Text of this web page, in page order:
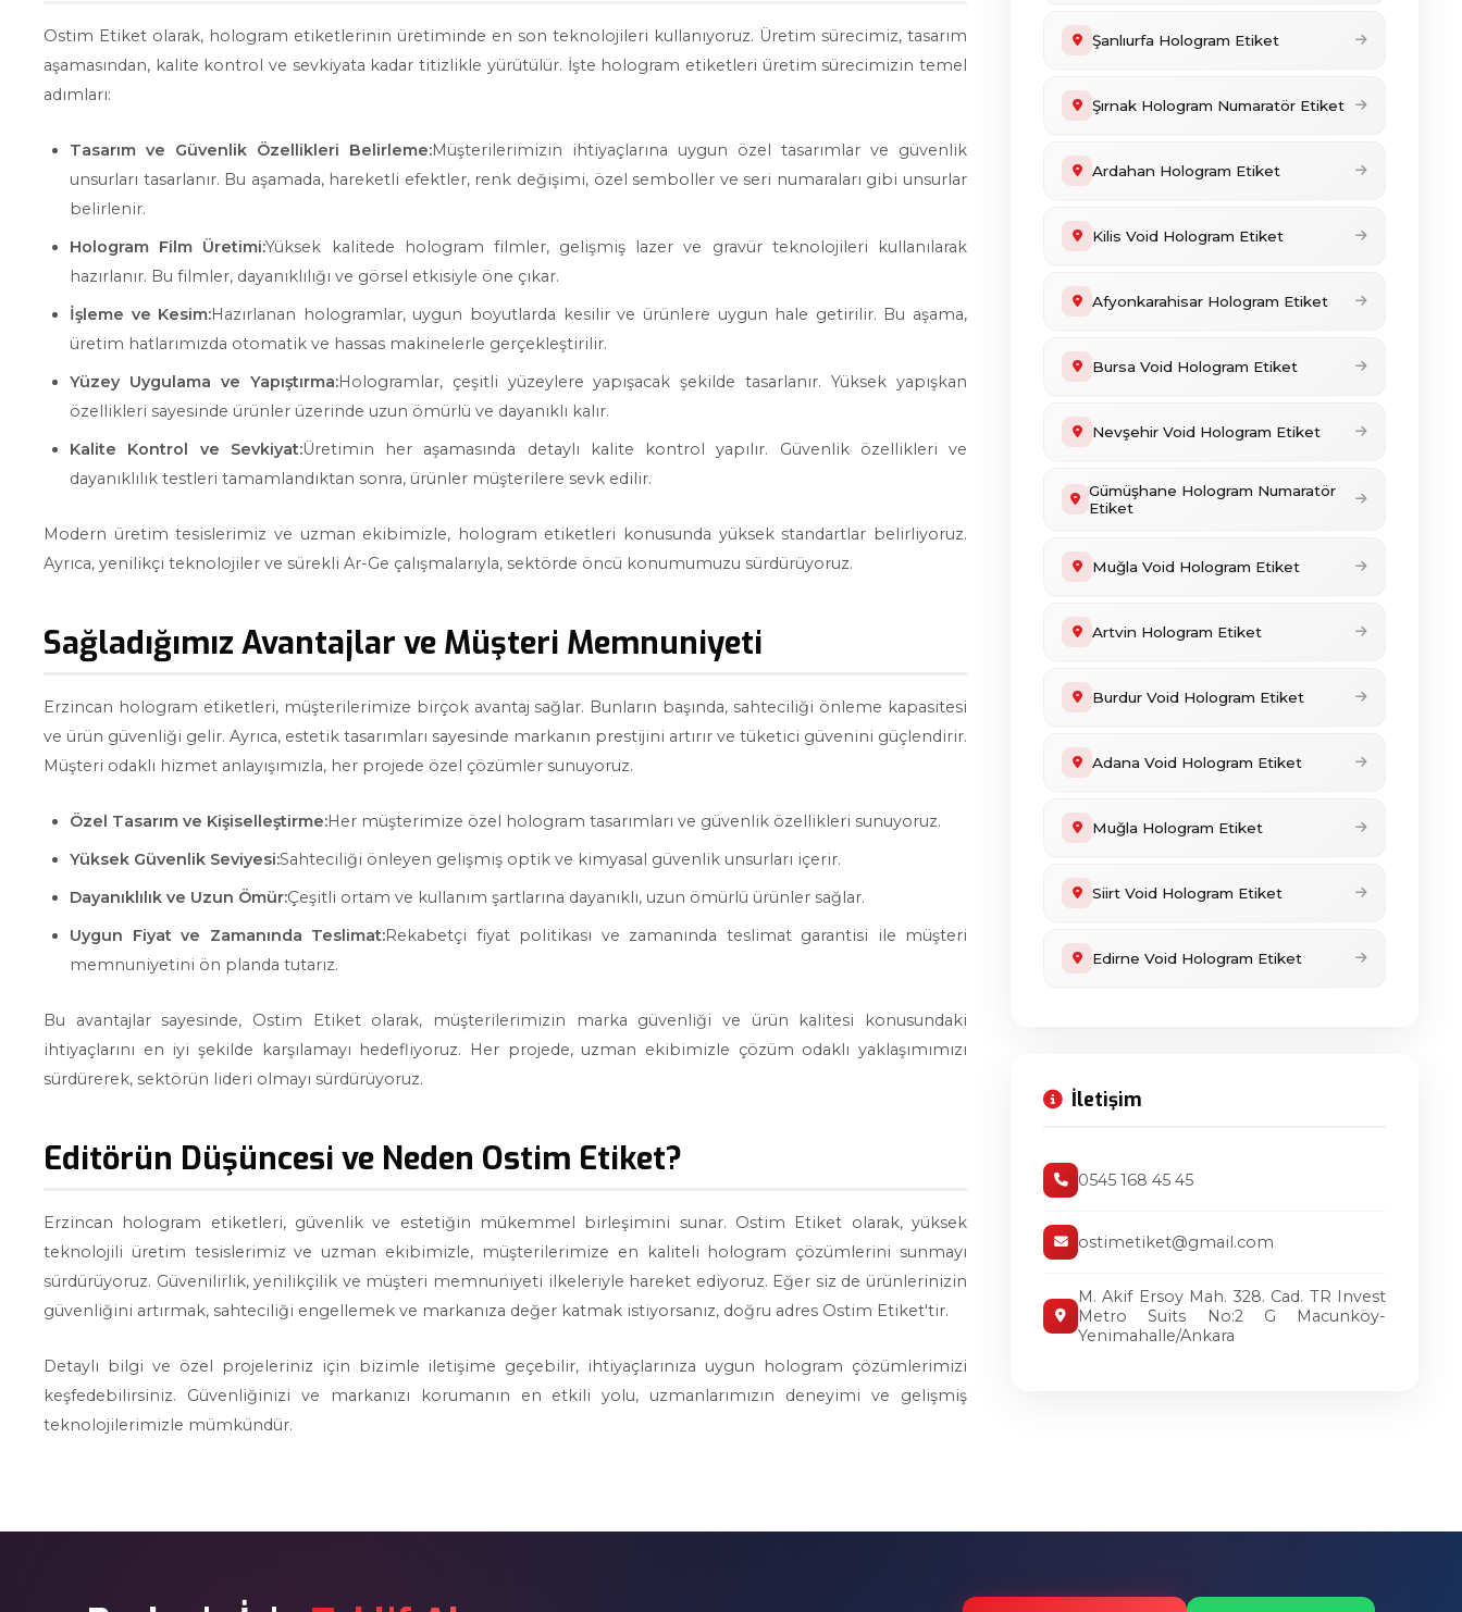
Ostim Etiket olarak, hologram etiketlerinin üretiminde en son teknolojileri kullanıyoruz. Üretim sürecimiz, tasarım
aşamasından, kalite kontrol ve sevkiyata kadar titizlikle yürütülür. İşte hologram etiketleri üretim sürecimizin temel
adımları:
Tasarım ve Güvenlik Özellikleri Belirleme:Müşterilerimizin ihtiyaçlarına uygun özel tasarımlar ve güvenlik
unsurları tasarlanır. Bu aşamada, hareketli efektler, renk değişimi, özel semboller ve seri numaraları gibi unsurlar
belirlenir.
Hologram Film Üretimi:Yüksek kalitede hologram filmler, gelişmiş lazer ve gravür teknolojileri kullanılarak
hazırlanır. Bu filmler, dayanıklılığı ve görsel etkisiyle öne çıkar.
İşleme ve Kesim:Hazırlanan hologramlar, uygun boyutlarda kesilir ve ürünlere uygun hale getirilir. Bu aşama,
üretim hatlarımızda otomatik ve hassas makinelerle gerçekleştirilir.
Yüzey Uygulama ve Yapıştırma:Hologramlar, çeşitli yüzeylere yapışacak şekilde tasarlanır. Yüksek yapışkan
özellikleri sayesinde ürünler üzerinde uzun ömürlü ve dayanıklı kalır.
Kalite Kontrol ve Sevkiyat:Üretimin her aşamasında detaylı kalite kontrol yapılır. Güvenlik özellikleri ve
dayanıklılık testleri tamamlandıktan sonra, ürünler müşterilere sevk edilir.
Modern üretim tesislerimiz ve uzman ekibimizle, hologram etiketleri konusunda yüksek standartlar belirliyoruz.
Ayrıca, yenilikçi teknolojiler ve sürekli Ar-Ge çalışmalarıyla, sektörde öncü konumumuzu sürdürüyoruz.
Sağladığımız Avantajlar ve Müşteri Memnuniyeti
Erzincan hologram etiketleri, müşterilerimize birçok avantaj sağlar. Bunların başında, sahteciliği önleme kapasitesi
ve ürün güvenliği gelir. Ayrıca, estetik tasarımları sayesinde markanın prestijini artırır ve tüketici güvenini güçlendirir.
Müşteri odaklı hizmet anlayışımızla, her projede özel çözümler sunuyoruz.
Özel Tasarım ve Kişiselleştirme:Her müşterimize özel hologram tasarımları ve güvenlik özellikleri sunuyoruz.
Yüksek Güvenlik Seviyesi:Sahteciliği önleyen gelişmiş optik ve kimyasal güvenlik unsurları içerir.
Dayanıklılık ve Uzun Ömür:Çeşitli ortam ve kullanım şartlarına dayanıklı, uzun ömürlü ürünler sağlar.
Uygun Fiyat ve Zamanında Teslimat:Rekabetçi fiyat politikası ve zamanında teslimat garantisi ile müşteri
memnuniyetini ön planda tutarız.
Bu avantajlar sayesinde, Ostim Etiket olarak, müşterilerimizin marka güvenliği ve ürün kalitesi konusundaki
ihtiyaçlarını en iyi şekilde karşılamayı hedefliyoruz. Her projede, uzman ekibimizle çözüm odaklı yaklaşımımızı
sürdürerek, sektörün lideri olmayı sürdürüyoruz.
Editörün Düşüncesi ve Neden Ostim Etiket?
Erzincan hologram etiketleri, güvenlik ve estetiğin mükemmel birleşimini sunar. Ostim Etiket olarak, yüksek
teknolojili üretim tesislerimiz ve uzman ekibimizle, müşterilerimize en kaliteli hologram çözümlerini sunmayı
sürdürüyoruz. Güvenilirlik, yenilikçilik ve müşteri memnuniyeti ilkeleriyle hareket ediyoruz. Eğer siz de ürünlerinizin
güvenliğini artırmak, sahteciliği engellemek ve markanıza değer katmak istiyorsanız, doğru adres Ostim Etiket'tir.
Detaylı bilgi ve özel projeleriniz için bizimle iletişime geçebilir, ihtiyaçlarınıza uygun hologram çözümlerimizi
keşfedebilirsiniz. Güvenliğinizi ve markanızı korumanın en etkili yolu, uzmanlarımızın deneyimi ve gelişmiş
teknolojilerimizle mümkündür.
Şanlıurfa Hologram Etiket
Şırnak Hologram Numaratör Etiket
Ardahan Hologram Etiket
Kilis Void Hologram Etiket
Afyonkarahisar Hologram Etiket
Bursa Void Hologram Etiket
Nevşehir Void Hologram Etiket
Gümüşhane Hologram Numaratör
Etiket
Muğla Void Hologram Etiket
Artvin Hologram Etiket
Burdur Void Hologram Etiket
Adana Void Hologram Etiket
Muğla Hologram Etiket
Siirt Void Hologram Etiket
Edirne Void Hologram Etiket
İletişim
0545 168 45 45
ostimetiket@gmail.com
M. Akif Ersoy Mah. 328. Cad. TR Invest
Metro Suits No:2 G Macunköy-
Yenimahalle/Ankara